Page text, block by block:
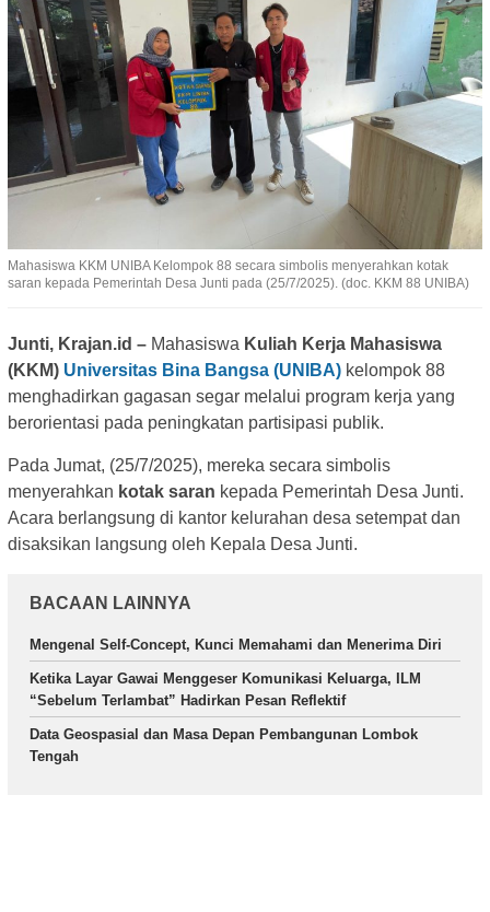
Mahasiswa KKM UNIBA Kelompok 88 secara simbolis menyerahkan kotak
saran kepada Pemerintah Desa Junti pada (25/7/2025). (doc. KKM 88 UNIBA)
Junti, Krajan.id – Mahasiswa Kuliah Kerja Mahasiswa
(KKM) Universitas Bina Bangsa (UNIBA) kelompok 88
menghadirkan gagasan segar melalui program kerja yang
berorientasi pada peningkatan partisipasi publik.
Pada Jumat, (25/7/2025), mereka secara simbolis
menyerahkan kotak saran kepada Pemerintah Desa Junti.
Acara berlangsung di kantor kelurahan desa setempat dan
disaksikan langsung oleh Kepala Desa Junti.
BACAAN LAINNYA
Mengenal Self-Concept, Kunci Memahami dan Menerima Diri
Ketika Layar Gawai Menggeser Komunikasi Keluarga, ILM
“Sebelum Terlambat” Hadirkan Pesan Reflektif
Data Geospasial dan Masa Depan Pembangunan Lombok
Tengah